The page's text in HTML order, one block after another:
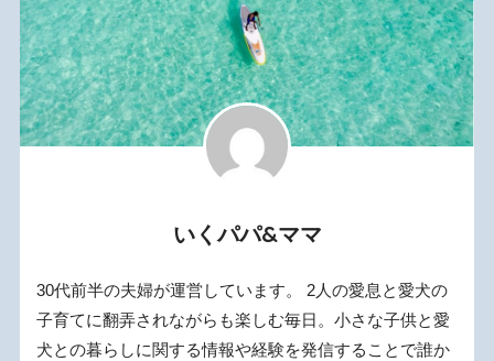
いくパパ&ママ
30代前半の夫婦が運営しています。 2人の愛息と愛犬の
子育てに翻弄されながらも楽しむ毎日。小さな子供と愛
犬との暮らしに関する情報や経験を発信することで誰か